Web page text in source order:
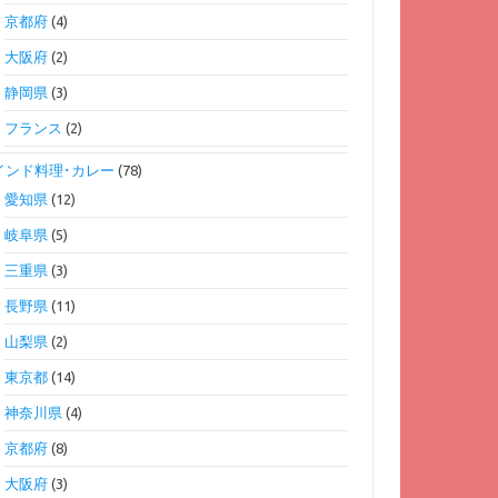
京都府(4)
大阪府(2)
静岡県(3)
フランス (2)
ンド料理･カレー (78)
愛知県(12)
岐阜県(5)
三重県(3)
長野県(11)
山梨県(2)
東京都(14)
神奈川県(4)
京都府(8)
大阪府(3)